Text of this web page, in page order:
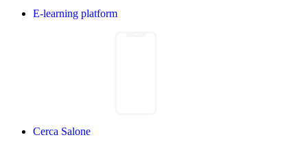
E-learning platform
Cerca Salone